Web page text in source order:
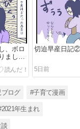
、ボロ
ました
切迫早産日記
5日前
ブログ #子育て漫画
年生まれ